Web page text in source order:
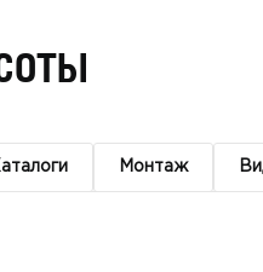
Монтаж